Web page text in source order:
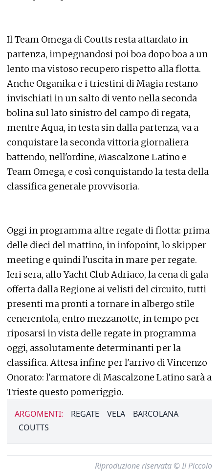
Il Team Omega di Coutts resta attardato in
partenza, impegnandosi poi boa dopo boa a un
lento ma vistoso recupero rispetto alla flotta.
Anche Organika e i triestini di Magia restano
invischiati in un salto di vento nella seconda
bolina sul lato sinistro del campo di regata,
mentre Aqua, in testa sin dalla partenza, va a
conquistare la seconda vittoria giornaliera
battendo, nell'ordine, Mascalzone Latino e
Team Omega, e così conquistando la testa della
classifica generale provvisoria.
Oggi in programma altre regate di flotta: prima
delle dieci del mattino, in infopoint, lo skipper
meeting e quindi l'uscita in mare per regate.
Ieri sera, allo Yacht Club Adriaco, la cena di gala
offerta dalla Regione ai velisti del circuito, tutti
presenti ma pronti a tornare in albergo stile
cenerentola, entro mezzanotte, in tempo per
riposarsi in vista delle regate in programma
oggi, assolutamente determinanti per la
classifica. Attesa infine per l'arrivo di Vincenzo
Onorato: l'armatore di Mascalzone Latino sarà a
Trieste questo pomeriggio.
ARGOMENTI: REGATE VELA
BARCOLANA
COUTTS
Riproduzione riservata © Il Piccolo